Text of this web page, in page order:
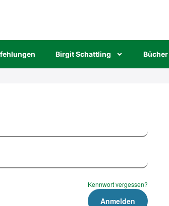
Bir­git Schatt­ling Bücher
Kennwort vergessen?